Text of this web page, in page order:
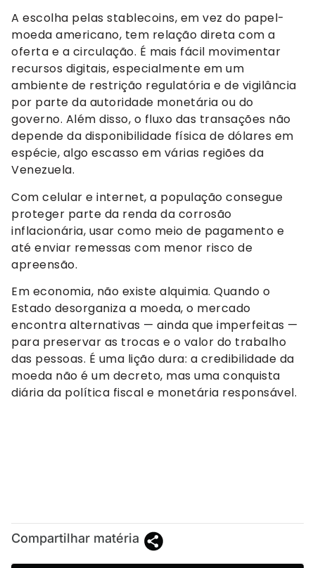
A escolha pelas stablecoins, em vez do papel-
moeda americano, tem relação direta com a
oferta e a circulação. É mais fácil movimentar
recursos digitais, especialmente em um
ambiente de restrição regulatória e de vigilância
por parte da autoridade monetária ou do
governo. Além disso, o fluxo das transações não
depende da disponibilidade física de dólares em
espécie, algo escasso em várias regiões da
Venezuela.
Com celular e internet, a população consegue
proteger parte da renda da corrosão
inflacionária, usar como meio de pagamento e
até enviar remessas com menor risco de
apreensão.
Em economia, não existe alquimia. Quando o
Estado desorganiza a moeda, o mercado
encontra alternativas — ainda que imperfeitas —
para preservar as trocas e o valor do trabalho
das pessoas. É uma lição dura: a credibilidade da
moeda não é um decreto, mas uma conquista
diária da política fiscal e monetária responsável.
Compartilhar matéria